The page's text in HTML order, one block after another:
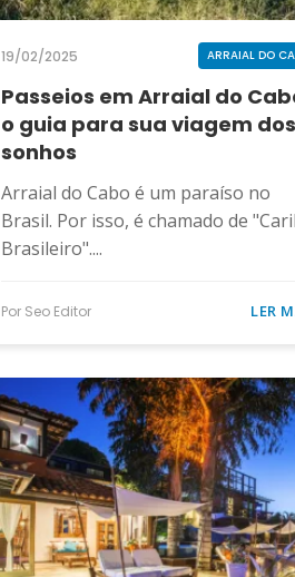
19/02/2025 ARRAIAL DO
Passeios em Arraial do
o guia para sua viagem dos
sonhos
Arraial do Cabo é um paraíso no
Brasil. Por isso, é chamado de
Brasileiro"....
Por Seo Editor LER